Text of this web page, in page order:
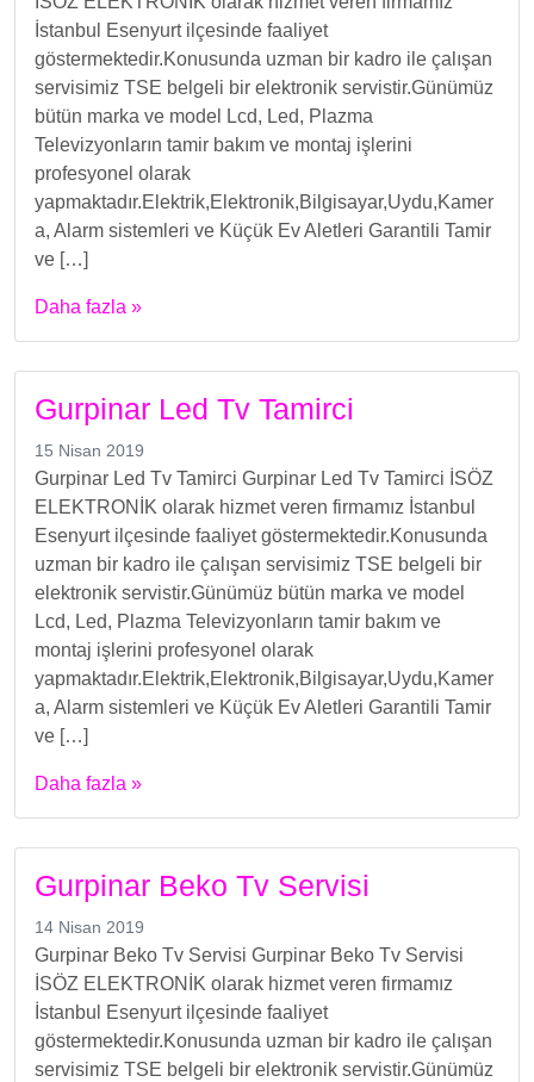
İstanbul Esenyurt ilçesinde faaliyet
göstermektedir.Konusunda uzman bir kadro ile çalışan
servisimiz TSE belgeli bir elektronik servistir.Günümüz
bütün marka ve model Lcd, Led, Plazma
Televizyonların tamir bakım ve montaj işlerini
profesyonel olarak
yapmaktadır.Elektrik,Elektronik,Bilgisayar,Uydu,Kamer
a, Alarm sistemleri ve Küçük Ev Aletleri Garantili Tamir
ve […]
Daha fazla »
Gurpinar Led Tv Tamirci
15 Nisan 2019
Gurpinar Led Tv Tamirci Gurpinar Led Tv Tamirci İSÖZ
ELEKTRONİK olarak hizmet veren firmamız İstanbul
Esenyurt ilçesinde faaliyet göstermektedir.Konusunda
uzman bir kadro ile çalışan servisimiz TSE belgeli bir
elektronik servistir.Günümüz bütün marka ve model
Lcd, Led, Plazma Televizyonların tamir bakım ve
montaj işlerini profesyonel olarak
yapmaktadır.Elektrik,Elektronik,Bilgisayar,Uydu,Kamer
a, Alarm sistemleri ve Küçük Ev Aletleri Garantili Tamir
ve […]
Daha fazla »
Gurpinar Beko Tv Servisi
14 Nisan 2019
Gurpinar Beko Tv Servisi Gurpinar Beko Tv Servisi
İSÖZ ELEKTRONİK olarak hizmet veren firmamız
İstanbul Esenyurt ilçesinde faaliyet
göstermektedir.Konusunda uzman bir kadro ile çalışan
servisimiz TSE belgeli bir elektronik servistir.Günümüz